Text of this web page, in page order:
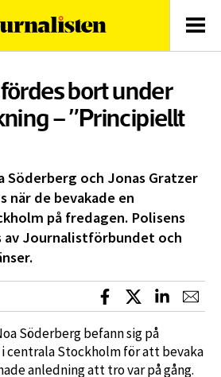
bort under
– ”Principiellt
Söderberg och Jonas Gratzer
när de bevakade en
på fredagen. Polisens
av Journalistförbundet och
Dela på Facebook
Dela på XDela på
Söderberg befann sig på
centrala Stockholm för att bevaka
anledning att tro var på gång.